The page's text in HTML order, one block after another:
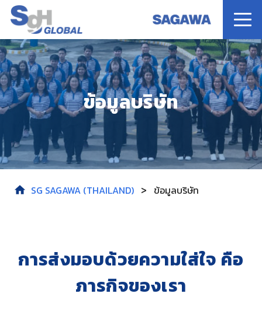
หน้าแรก
บริการของเรา
เกี่ยวกับเรา
EN JP TH
ข้อมูลบริษัท
SG SAGAWA (THAILAND) > ข้อมูลบริษัท
การส่งมอบด้วยความใส่ใจ คือ
ภารกิจของเรา